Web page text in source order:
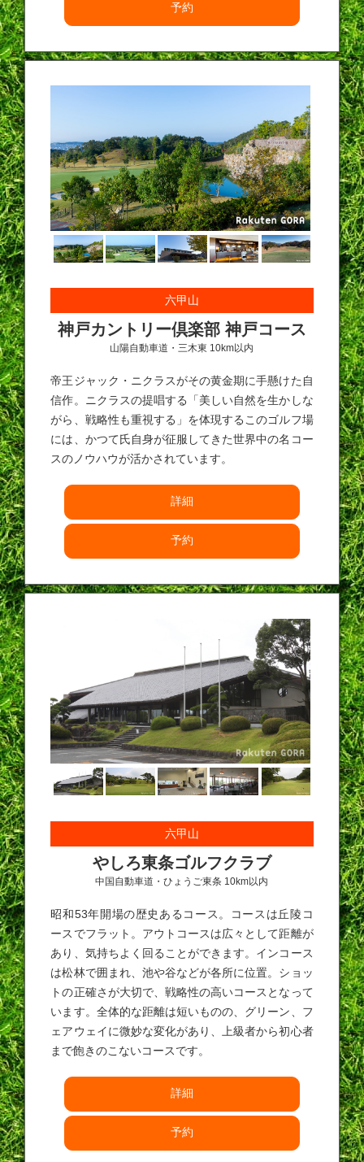
予約
六甲山
神戸カントリー倶楽部 神戸コース
山陽自動車道・三木東 10km以内
帝王ジャック・ニクラスがその黄金期に手懸けた自
信作。ニクラスの提唱する「美しい自然を生かしな
がら、戦略性も重視する」を体現するこのゴルフ場
には、かつて氏自身が征服してきた世界中の名コー
スのノウハウが活かされています。
詳細
予約
六甲山
やしろ東条ゴルフクラブ
中国自動車道・ひょうご東条 10km以内
昭和53年開場の歴史あるコース。コースは丘陵コ
ースでフラット。アウトコースは広々として距離が
あり、気持ちよく回ることができます。インコース
は松林で囲まれ、池や谷などが各所に位置。ショッ
トの正確さが大切で、戦略性の高いコースとなって
います。全体的な距離は短いものの、グリーン、フ
ェアウェイに微妙な変化があり、上級者から初心者
まで飽きのこないコースです。
詳細
予約